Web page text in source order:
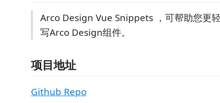
Arco Design Vue Snippets ，可帮助您更
写Arco Design组件。
项目地址
Github Repo